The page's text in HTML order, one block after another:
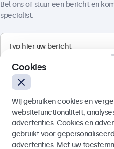
4.8/5 door
Nederlands
Bel ons of stuur een bericht en
specialist.
Cookies
Wij gebruiken cookies en
websitefunctionaliteit,
advertenties. Cookies en
gebruikt voor
advertenties. Met uw